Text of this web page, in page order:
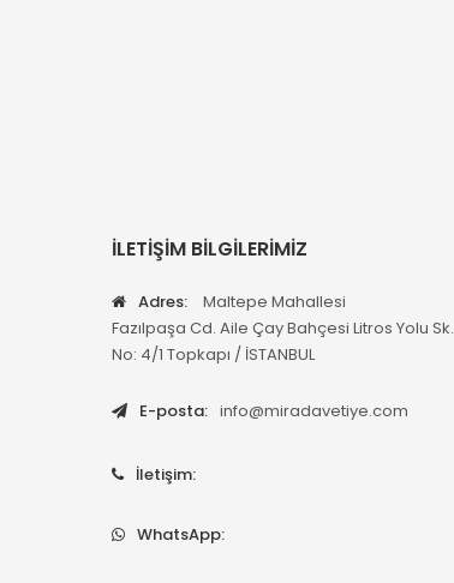
İLETİŞİM BİLGİLERİMİZ
Adres:
Maltepe Mahallesi
Fazılpaşa Cd. Aile Çay Bahçesi Litros Yolu Sk.
No: 4/1 Topkapı / İSTANBUL
E-posta: info@miradavetiye.com
İletişim:
WhatsApp: